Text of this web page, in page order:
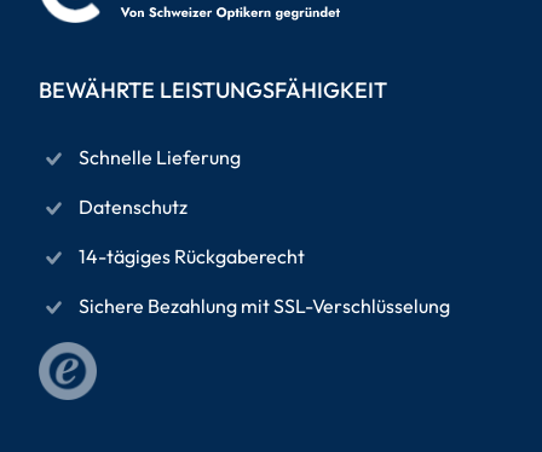
BEWÄHRTE LEISTUNGSFÄHIGKEIT
Schnelle Lieferung
Datenschutz
14-tägiges Rückgaberecht
Sichere Bezahlung mit SSL-Verschlüsselung